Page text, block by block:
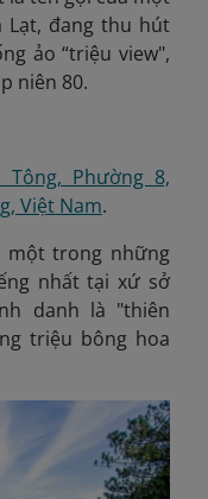
Lạt, đang thu hút
ảo “triệu view",
niên 80.
Phường 8,
Việt Nam.
một trong những
nhất tại xứ sở
danh là "thiên
triệu bông hoa